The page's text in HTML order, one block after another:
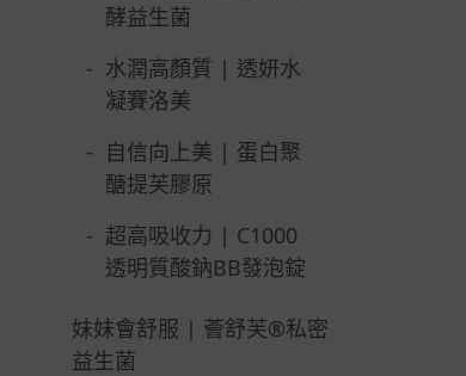
酵益生菌
- 水潤高顏質 | 透妍水
凝賽洛美
- 自信向上美 | 蛋白聚
醣提芙膠原
- 超高吸收力 | C1000
透明質酸鈉BB發泡錠
妹妹會舒服 | 薈舒芙®私密
益生菌